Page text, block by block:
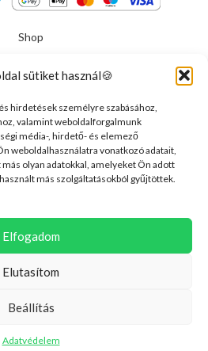
sütiket használ🍪
hirdetések személyre szabásához,
valamint weboldalforgalmunk
média-, hirdető- és elemező
weboldalhasználatra vonatkozó adatait,
olyan adatokkal, amelyeket Ön adott
más szolgáltatásokból gyűjtöttek.
Elfogadom
Elutasítom
Beállítás
Adatvédelem
Shop
Kosár
hogy elmúltál-e már 18
éves.
tudjuk. Az oldal megtekintéséhez
Kérjük, igazold az életkorodat
belépéshez.
megtagadva
a hozzáférés korlátozva van.